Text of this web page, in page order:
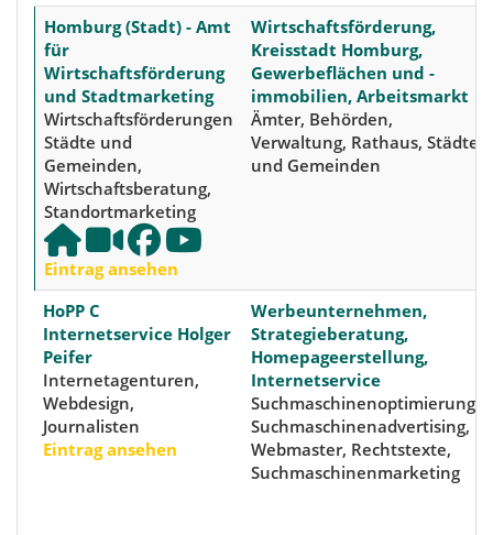
Homburg (Stadt) - Amt
für
Wirtschaftsförderung
und Stadtmarketing
Wirtschaftsförderungen
Städte und
Gemeinden,
Wirtschaftsberatung,
Standortmarketing
Eintrag ansehen
Wirtschaftsförderung,
Kreisstadt Homburg,
Gewerbeflächen und -
immobilien, Arbeitsmarkt
Ämter, Behörden,
Verwaltung, Rathaus, Städte
und Gemeinden
HoPP C
Internetservice Holger
Peifer
Internetagenturen,
Webdesign,
Journalisten
Eintrag ansehen
Werbeunternehmen,
Strategieberatung,
Homepageerstellung,
Internetservice
Suchmaschinenoptimierung,
Suchmaschinenadvertising,
Webmaster, Rechtstexte,
Suchmaschinenmarketing